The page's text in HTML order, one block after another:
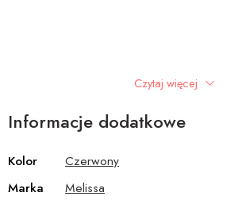
Czytaj więcej
Informacje dodatkowe
Kolor
Czerwony
Marka
Melissa